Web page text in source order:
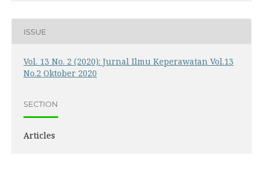
ISSUE
Vol. 13 No. 2 (2020): Jurnal Ilmu Keperawatan Vol.13
No.2 Oktober 2020
SECTION
Articles